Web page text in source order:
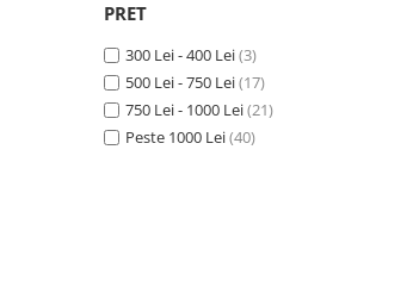
PRET
300 Lei - 400 Lei(3)
500 Lei - 750 Lei(17)
750 Lei - 1000 Lei(21)
Peste 1000 Lei(40)